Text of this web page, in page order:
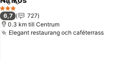
Dela Lägg till i Mina Favoriter
3 Stjärnor
6,7
727
0.3 km till Centrum
Elegant restaurang och caféterrass